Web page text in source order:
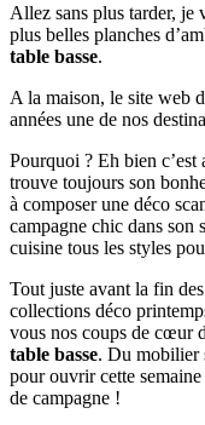
Allez sans plus tarder, je
plus belles planches
table basse.
A la maison, le site web
années une de nos
Pourquoi ? Eh bien c’est
trouve toujours son
à composer une déco
campagne chic dans son
cuisine tous les styles
Tout juste avant la fin
collections déco
vous nos coups de cœur
table basse. Du mobilier
pour ouvrir cette
de campagne !